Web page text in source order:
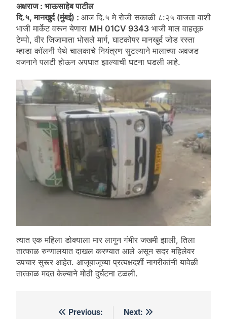
अक्षराज : भाऊसाहेब पाटील
दि.५, मानखुर्द (मुंबई) : आज दि.५ मे रोजी सकाळी ८:२५ वाजता वाशी
भाजी मार्केट वरून येणारा MH 01CV 9343 भाजी माल वाहतूक
टेम्पो, वीर जिजामाता भोसले मार्ग, घाटकोपर मानखुर्द जोड रस्ता
म्हाडा कॉलनी येथे चालकाचे नियंत्रण सुटल्याने मालाच्या अवजड
वजनाने पलटी होऊन अपघात झाल्याची घटना घडली आहे.
त्यात एक महिला डोक्याला मार लागुन गंभीर जखमी झाली, तिला
तात्काळ रुग्णालयात दाखल करण्यात आले असून सदर महिलेवर
उपचार सुरूर आहेत. आजूबाजूच्या प्रत्यक्षदर्शी नागरीकांनी यावेळी
तात्काळ मदत केल्याने मोठी दुर्घटना टळली.
Previous:
Next: